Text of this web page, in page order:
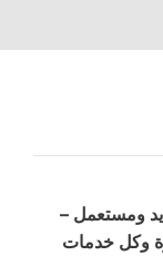
ومستعمل –
وكل خدمات